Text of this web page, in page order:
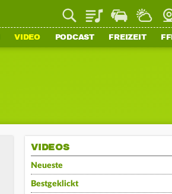
PlaylistStaupilotWetter
VIDEO PODCAST FREIZEIT
VIDEOS
Neueste
Bestgeklickt